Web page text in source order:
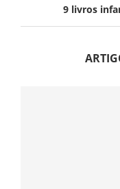
9 livros